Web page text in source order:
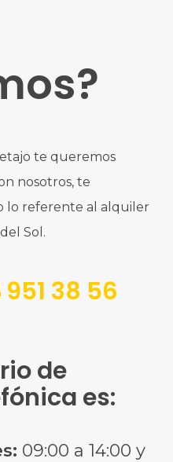
te queremos
nosotros, te
lo referente al alquiler
Sol.
951 38 56
de
es:
09:00 a 14:00 y